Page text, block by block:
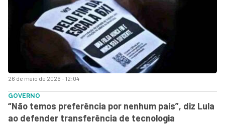
26 de maio de 2026 - 12:04
GOVERNO
“Não temos preferência por nenhum país”, diz Lula
ao defender transferência de tecnologia